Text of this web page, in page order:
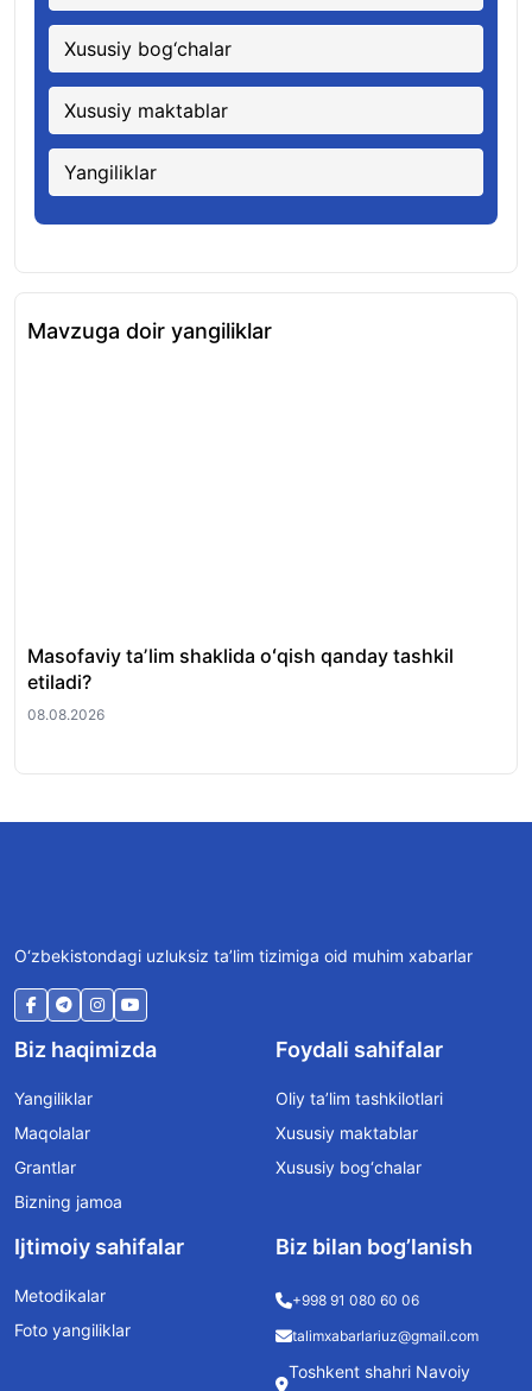
Xususiy bog‘chalar
Xususiy maktablar
Yangiliklar
Mavzuga doir yangiliklar
Masofaviy taʼlim shaklida oʻqish qanday tashkil
etiladi?
08.08.2026
O‘zbekistondagi uzluksiz ta’lim tizimiga oid muhim xabarlar
Biz haqimizda
Yangiliklar
Maqolalar
Grantlar
Bizning jamoa
Foydali sahifalar
Oliy ta’lim tashkilotlari
Xususiy maktablar
Xususiy bog‘chalar
Ijtimoiy sahifalar
Metodikalar
Foto yangiliklar
Biz bilan bog’lanish
+998 91 080 60 06
talimxabarlariuz@gmail.com
Toshkent shahri Navoiy